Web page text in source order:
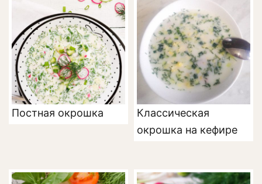
Постная окрошка
Классическая
окрошка на кефире